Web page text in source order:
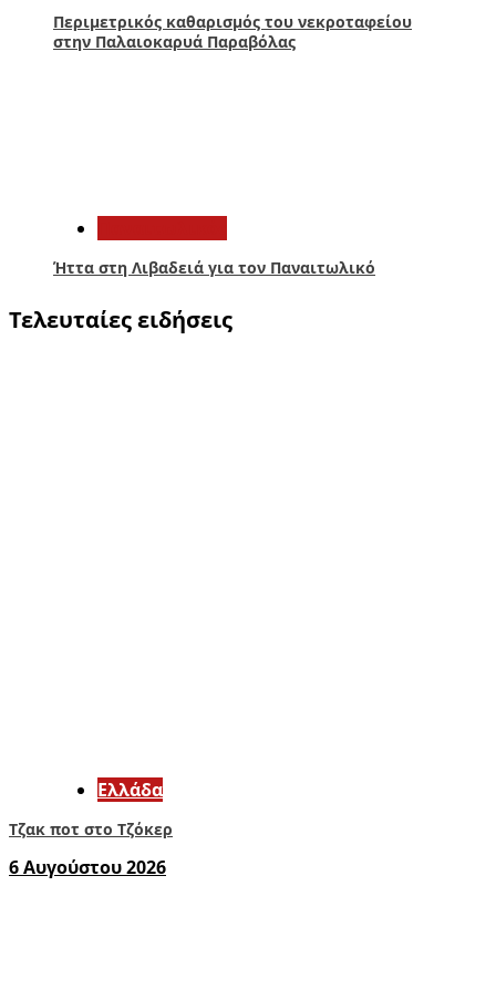
Περιμετρικός καθαρισμός του νεκροταφείου
στην Παλαιοκαρυά Παραβόλας
Ήττα στη Λιβαδειά για τον Παναιτωλικό
Τελευταίες ειδήσεις
Ελλάδα
Τζακ ποτ στο Τζόκερ
6 Αυγούστου 2026